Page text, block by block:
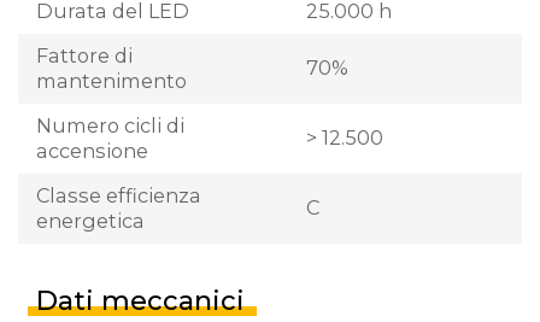
Durata del LED
25.000 h
Fattore di
mantenimento
70%
Numero cicli di
accensione
> 12.500
Classe efficienza
energetica
C
Dati meccanici